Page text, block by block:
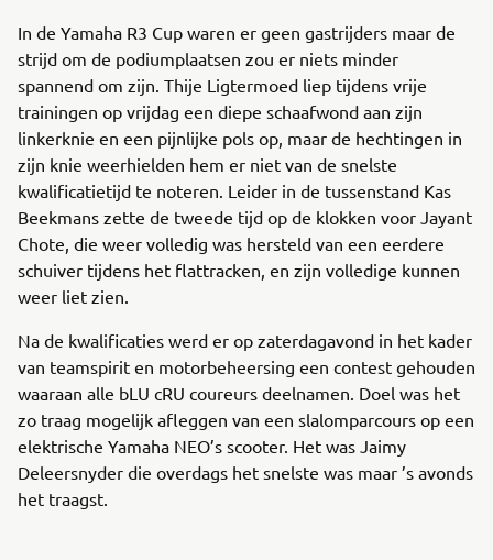
In de Yamaha R3 Cup waren er geen gastrijders maar de
strijd om de podiumplaatsen zou er niets minder
spannend om zijn. Thije Ligtermoed liep tijdens vrije
trainingen op vrijdag een diepe schaafwond aan zijn
linkerknie en een pijnlijke pols op, maar de hechtingen in
zijn knie weerhielden hem er niet van de snelste
kwalificatietijd te noteren. Leider in de tussenstand Kas
Beekmans zette de tweede tijd op de klokken voor Jayant
Chote, die weer volledig was hersteld van een eerdere
schuiver tijdens het flattracken, en zijn volledige kunnen
weer liet zien.
Na de kwalificaties werd er op zaterdagavond in het kader
van teamspirit en motorbeheersing een contest gehouden
waaraan alle bLU cRU coureurs deelnamen. Doel was het
zo traag mogelijk afleggen van een slalomparcours op een
elektrische Yamaha NEO’s scooter. Het was Jaimy
Deleersnyder die overdags het snelste was maar ’s avonds
het traagst.